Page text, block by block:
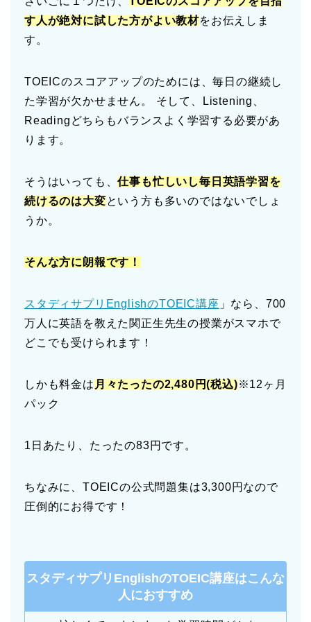
す人が絶対に試した方がよい教材をお伝えしま
す。
TOEICのスコアアップのためには、毎日の継続し
た学習が欠かせません。 そして、Listening、
Readingどちらもバランスよく学習する必要があ
ります。
そうはいっても、仕事も忙しいし毎日英語学習を
続けるのは大変という方も多いのではないでしょ
うか。
そんな方に朗報です！
スタディサプリEnglishのTOEIC講座 」なら、700
万人に英語を教えた関正生先生の授業がスマホで
どこでも受けられます！
しかも料金は 月々たったの2,480円(税込)※12ヶ月
パック
1日あたり、たったの83円です。
ちなみに、TOEICの公式問題集は3,300円なので
圧倒的にお得です！
スタディサプリEnglishのTOEIC講座はこんな
人におすすめ